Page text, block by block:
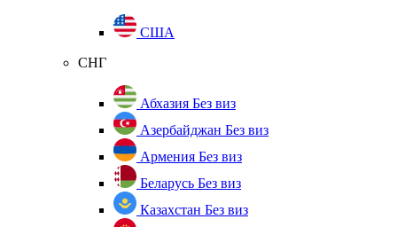
США
СНГ
Абхазия Без виз
Азербайджан Без виз
Армения Без виз
Беларусь Без виз
Казахстан Без виз